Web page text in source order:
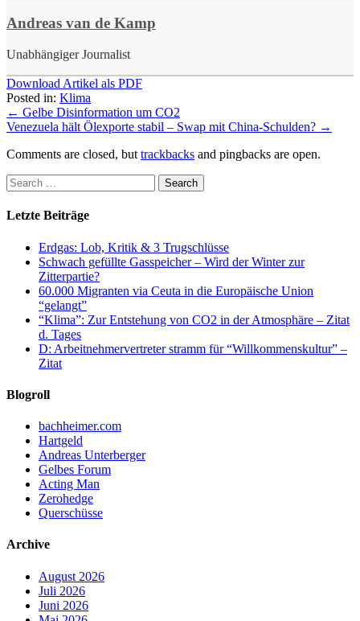
Andreas van de Kamp
Unabhängiger Journalist
Download Artikel als PDF
Posted in: Klima
← Gelbe Disinformation um CO2
Venezuela hält Ölexporte stabil – Swap mit China-Schulden? →
Comments are closed, but trackbacks and pingbacks are open.
Letzte Beiträge
Erdgas: Lob, Kritik & 3 Trugschlüsse
Schwach gefüllte Gasspeicher – Wird der Winter zur
Zitterpartie?
60.000 Migranten via Ceuta in die Europäische Union
“gelangt”
“Klima”: Zur Entstehung von CO2 in der Atmosphäre – Zitat
d. Tages
D: Arbeitnehmervertreter stramm für “Willkommenskultur” –
Zitat
Blogroll
bachheimer.com
Hartgeld
Andreas Unterberger
Gelbes Forum
Acting Man
Zerohedge
Querschüsse
Archive
August 2026
Juli 2026
Juni 2026